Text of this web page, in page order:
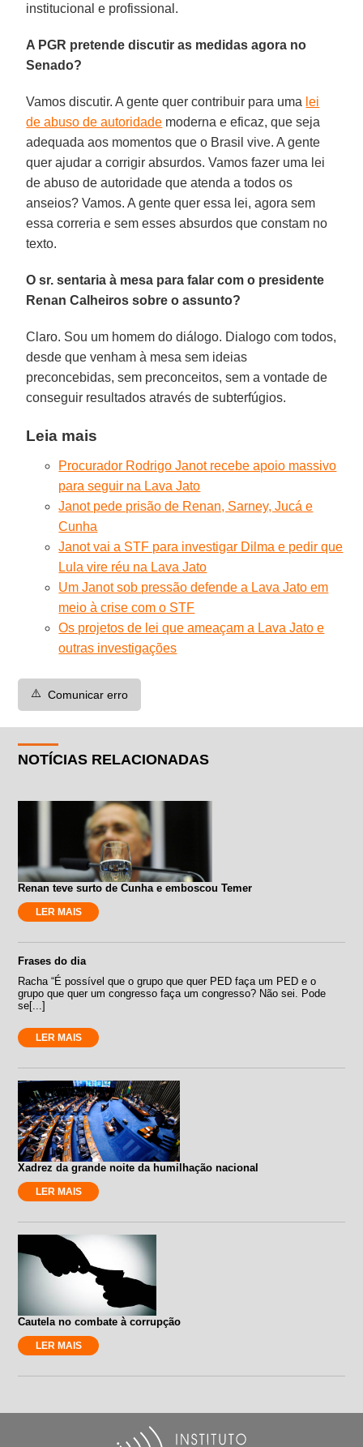
institucional e profissional.
A PGR pretende discutir as medidas agora no
Senado?
Vamos discutir. A gente quer contribuir para uma lei
de abuso de autoridade moderna e eficaz, que seja
adequada aos momentos que o Brasil vive. A gente
quer ajudar a corrigir absurdos. Vamos fazer uma lei
de abuso de autoridade que atenda a todos os
anseios? Vamos. A gente quer essa lei, agora sem
essa correria e sem esses absurdos que constam no
texto.
O sr. sentaria à mesa para falar com o presidente
Renan Calheiros sobre o assunto?
Claro. Sou um homem do diálogo. Dialogo com todos,
desde que venham à mesa sem ideias
preconcebidas, sem preconceitos, sem a vontade de
conseguir resultados através de subterfúgios.
Leia mais
Procurador Rodrigo Janot recebe apoio massivo
para seguir na Lava Jato
Janot pede prisão de Renan, Sarney, Jucá e
Cunha
Janot vai a STF para investigar Dilma e pedir que
Lula vire réu na Lava Jato
Um Janot sob pressão defende a Lava Jato em
meio à crise com o STF
Os projetos de lei que ameaçam a Lava Jato e
outras investigações
⚠️ Comunicar erro
NOTÍCIAS RELACIONADAS
Renan teve surto de Cunha e emboscou Temer
LER MAIS
Frases do dia
Racha “É possível que o grupo que quer PED faça um PED e o
grupo que quer um congresso faça um congresso? Não sei. Pode
se[...]
LER MAIS
Xadrez da grande noite da humilhação nacional
LER MAIS
Cautela no combate à corrupção
LER MAIS